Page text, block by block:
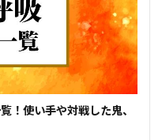
！使い手や対戦した鬼、